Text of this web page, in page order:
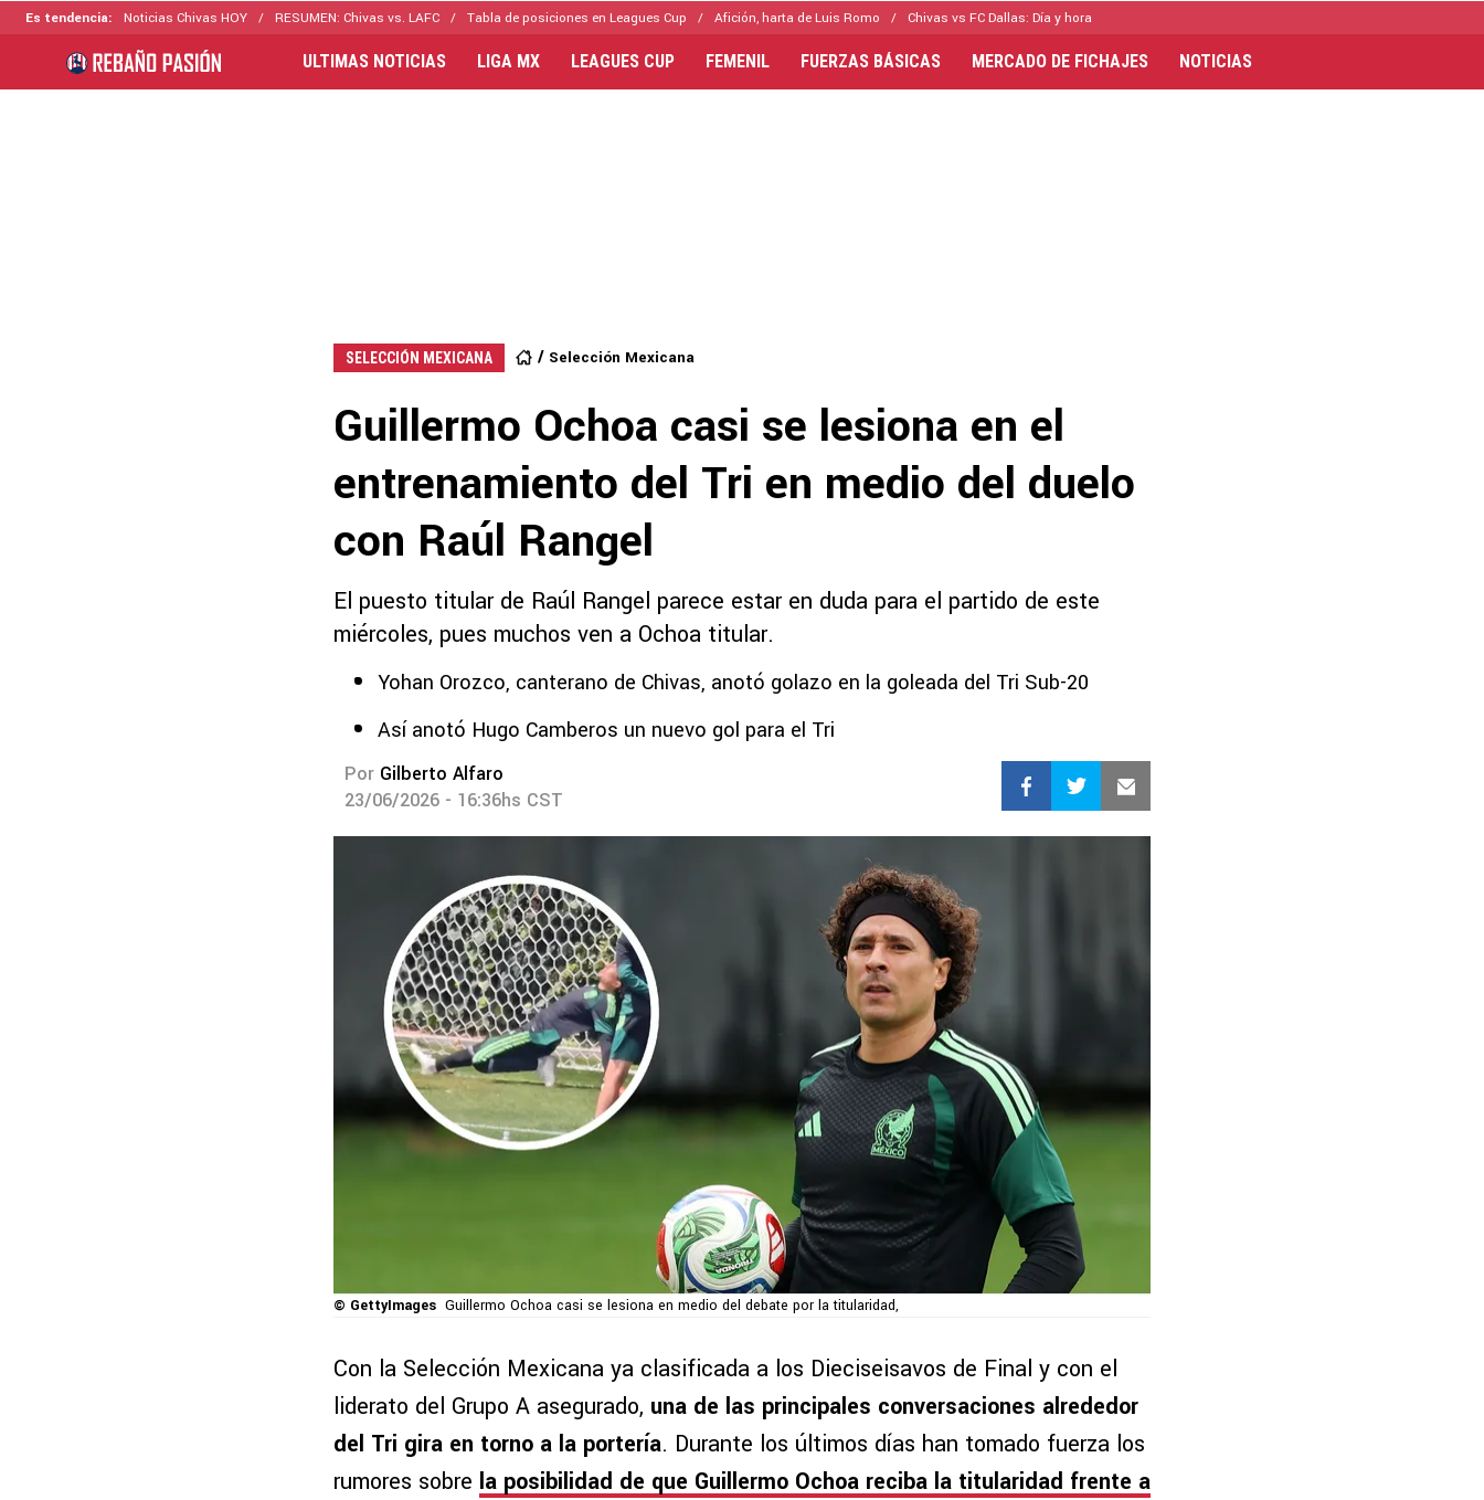
Es tendencia: Noticias Chivas HOY RESUMEN: Chivas vs. LAFC Tabla de posiciones en Leagues Cup Afición, harta de Luis Romo Chivas vs FC Dallas: Día y hora
ULTIMAS NOTICIAS LIGA MX LEAGUES CUP FEMENIL FUERZAS BÁSICAS MERCADO DE FICHAJES NOTICIAS
SELECCIÓN MEXICANA Selección Mexicana
Guillermo Ochoa casi se lesiona en el
entrenamiento del Tri en medio del duelo
con Raúl Rangel
El puesto titular de Raúl Rangel parece estar en duda para el partido de este
miércoles, pues muchos ven a Ochoa titular.
Yohan Orozco, canterano de Chivas, anotó golazo en la goleada del Tri Sub-20
Así anotó Hugo Camberos un nuevo gol para el Tri
Por Gilberto Alfaro
23/06/2026 - 16:36hs CST
© GettyImages Guillermo Ochoa casi se lesiona en medio del debate por la titularidad,
Con la Selección Mexicana ya clasificada a los Dieciseisavos de Final y con el
liderato del Grupo A asegurado, una de las principales conversaciones alrededor
del Tri gira en torno a la portería. Durante los últimos días han tomado fuerza los
rumores sobre la posibilidad de que Guillermo Ochoa reciba la titularidad frente a